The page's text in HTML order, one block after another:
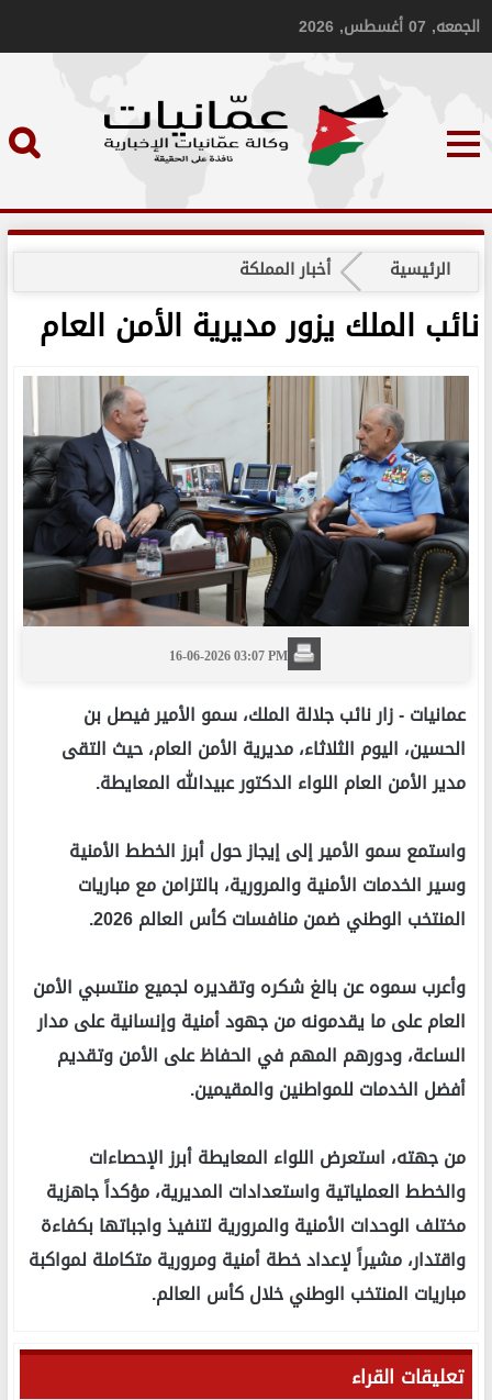
الجمعه, 07 أغسطس, 2026
الرئيسية أخبار المملكة
نائب الملك يزور مديرية الأمن العام
16-06-2026 03:07 PM
عمانيات -زار نائب جلالة الملك، سمو الأمير فيصل بن
الحسين، اليوم الثلاثاء، مديرية الأمن العام، حيث التقى
مدير الأمن العام اللواء الدكتور عبيدالله المعايطة.
واستمع سمو الأمير إلى إيجاز حول أبرز الخطط الأمنية
وسير الخدمات الأمنية والمرورية، بالتزامن مع مباريات
المنتخب الوطني ضمن منافسات كأس العالم 2026.
وأعرب سموه عن بالغ شكره وتقديره لجميع منتسبي الأمن
العام على ما يقدمونه من جهود أمنية وإنسانية على مدار
الساعة، ودورهم المهم في الحفاظ على الأمن وتقديم
أفضل الخدمات للمواطنين والمقيمين.
من جهته، استعرض اللواء المعايطة أبرز الإحصاءات
والخطط العملياتية واستعدادات المديرية، مؤكداً جاهزية
مختلف الوحدات الأمنية والمرورية لتنفيذ واجباتها بكفاءة
واقتدار، مشيراً لإعداد خطة أمنية ومرورية متكاملة لمواكبة
مباريات المنتخب الوطني خلال كأس العالم.
تعليقات القراء